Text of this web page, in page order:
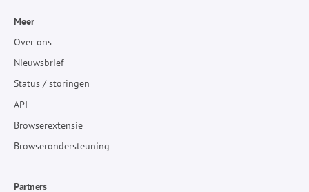
Meer
Over ons
Nieuwsbrief
Status / storingen
API
Browserextensie
Browserondersteuning
Partners